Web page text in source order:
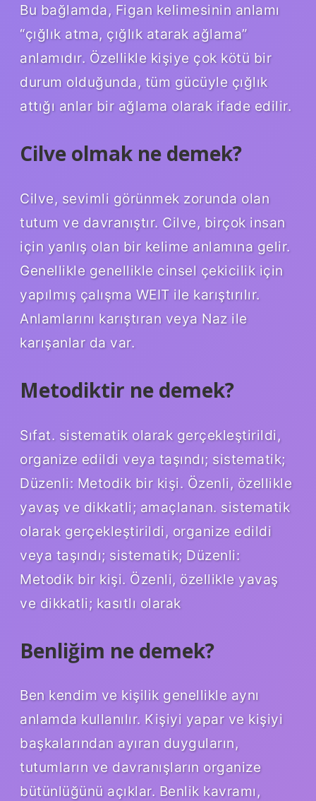
Bu bağlamda, Figan kelimesinin anlamı
“çığlık atma, çığlık atarak ağlama”
anlamıdır. Özellikle kişiye çok kötü bir
durum olduğunda, tüm gücüyle çığlık
attığı anlar bir ağlama olarak ifade edilir.
Cilve olmak ne demek?
Cilve, sevimli görünmek zorunda olan
tutum ve davranıştır. Cilve, birçok insan
için yanlış olan bir kelime anlamına gelir.
Genellikle genellikle cinsel çekicilik için
yapılmış çalışma WEIT ile karıştırılır.
Anlamlarını karıştıran veya Naz ile
karışanlar da var.
Metodiktir ne demek?
Sıfat. sistematik olarak gerçekleştirildi,
organize edildi veya taşındı; sistematik;
Düzenli: Metodik bir kişi. Özenli, özellikle
yavaş ve dikkatli; amaçlanan. sistematik
olarak gerçekleştirildi, organize edildi
veya taşındı; sistematik; Düzenli:
Metodik bir kişi. Özenli, özellikle yavaş
ve dikkatli; kasıtlı olarak
Benliğim ne demek?
Ben kendim ve kişilik genellikle aynı
anlamda kullanılır. Kişiyi yapar ve kişiyi
başkalarından ayıran duyguların,
tutumların ve davranışların organize
bütünlüğünü açıklar. Benlik kavramı,